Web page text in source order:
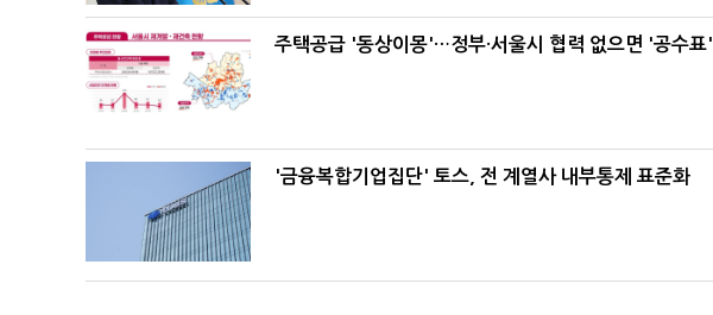
주택공급 '동상이몽'…정부·서울시 협력 없으면 '공수표'
'금융복합기업집단' 토스, 전 계열사 내부통제 표준화